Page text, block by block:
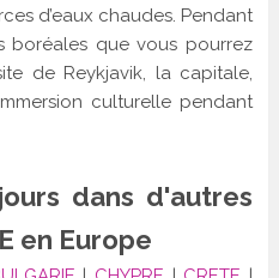
d’eaux chaudes. Pendant
boréales que vous pourrez
de Reykjavik, la capitale,
culturelle pendant
dans d'autres
en Europe